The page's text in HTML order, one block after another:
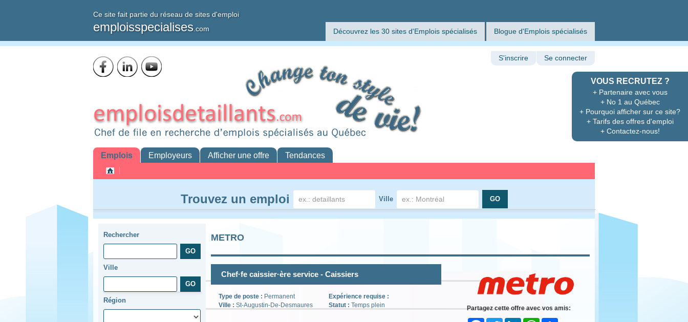
Ce site fait partie du réseau de sites d'emploi
emploisspecialises .com Découvrez les 30 sites d'Emplois spécialisés Blogue d'Emplois spécialisés
VOUS RECRUTEZ ?
+ Partenaire avec vous
+ No 1 au Québec
+ Pourquoi afficher sur ce site?
+ Tarifs des offres d'emploi
+ Contactez-nous!
S'inscrire Se connecter
Emplois Employeurs Afficher une offre Tendances
Trouvez un emploi Ville
Rechercher
Ville
Région
METRO
Chef·fe caissier·ère service - Caissiers
Type de poste : Permanent
Ville : St-Augustin-De-Desmaures
Expérience requise :
Statut : Temps plein
Partagez cette offre avec vos amis: